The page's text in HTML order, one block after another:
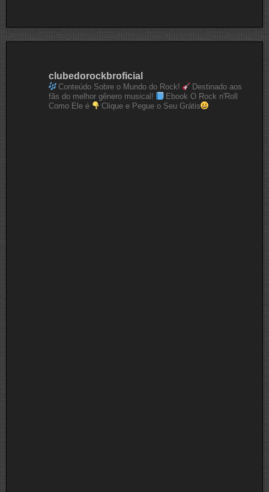
clubedorockbroficial
Conteúdo Sobre o Mundo do Rock!
Destinado aos
fãs do melhor gênero musical!
Ebook O Rock n'Roll
Como Ele é
Clique e Pegue o Seu Grátis